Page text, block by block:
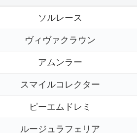
ソルレース
ヴィヴァクラウン
アムンラー
スマイルコレクター
ピーエムドレミ
ルージュラフェリア